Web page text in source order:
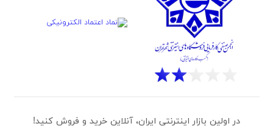
در اولین بازار اینترنتی ایران، آنلاین خرید و فروش کنید!